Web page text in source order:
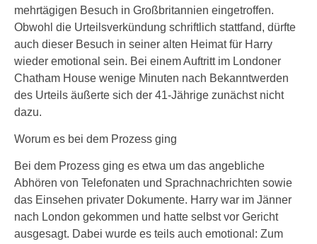
mehrtägigen Besuch in Großbritannien eingetroffen.
Obwohl die Urteilsverkündung schriftlich stattfand, dürfte
auch dieser Besuch in seiner alten Heimat für Harry
wieder emotional sein. Bei einem Auftritt im Londoner
Chatham House wenige Minuten nach Bekanntwerden
des Urteils äußerte sich der 41-Jährige zunächst nicht
dazu.
Worum es bei dem Prozess ging
Bei dem Prozess ging es etwa um das angebliche
Abhören von Telefonaten und Sprachnachrichten sowie
das Einsehen privater Dokumente. Harry war im Jänner
nach London gekommen und hatte selbst vor Gericht
ausgesagt. Dabei wurde es teils auch emotional: Zum